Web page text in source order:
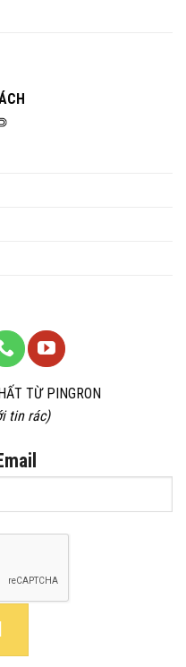
TỪ PINGRON
tin rác)